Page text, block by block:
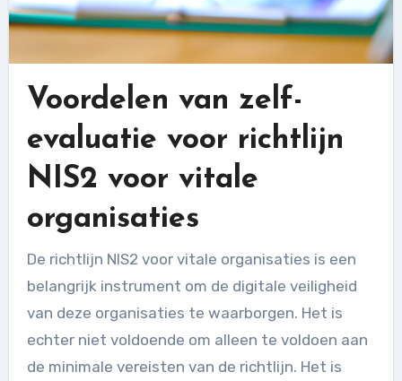
Voordelen van zelf-
evaluatie voor richtlijn
NIS2 voor vitale
organisaties
De richtlijn NIS2 voor vitale organisaties is een
belangrijk instrument om de digitale veiligheid
van deze organisaties te waarborgen. Het is
echter niet voldoende om alleen te voldoen aan
de minimale vereisten van de richtlijn. Het is